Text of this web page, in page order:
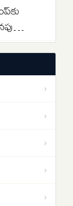
లో
›
›
›
›
›